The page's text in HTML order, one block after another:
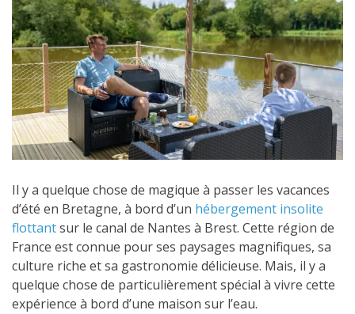
Il y a quelque chose de magique à passer les vacances
d’été en Bretagne, à bord d’un hébergement insolite
flottantsur le canal de Nantes à Brest. Cette région de
France est connue pour ses paysages magnifiques, sa
culture riche et sa gastronomie délicieuse. Mais, il y a
quelque chose de particulièrement spécial à vivre cette
expérience à bord d’une maison sur l’eau.